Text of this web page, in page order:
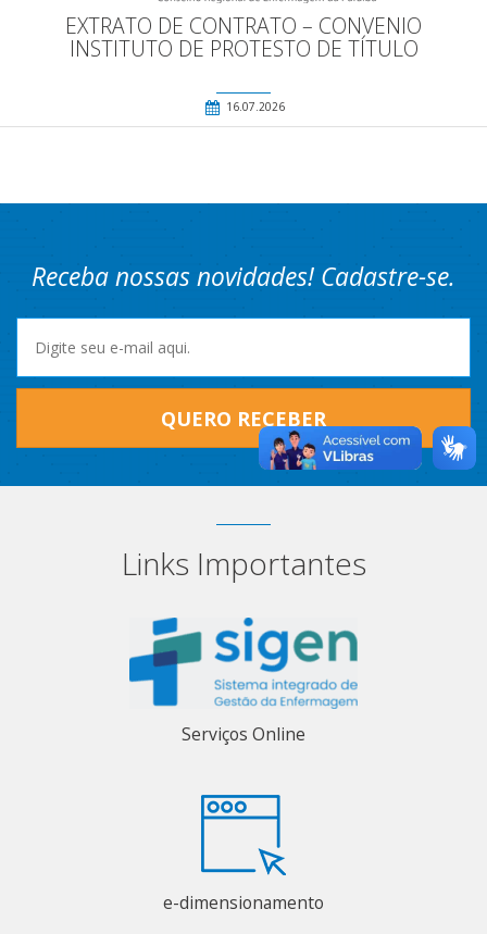
EXTRATO DE CONTRATO – CONVENIO
INSTITUTO DE PROTESTO DE TÍTULO
16.07.2026
Receba nossas novidades! Cadastre-se.
QUERO RECEBER
Links Importantes
Serviços Online
e-dimensionamento